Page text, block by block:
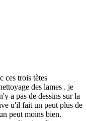
ces trois tètes
des lames . je
a pas de dessins sur la
u'il fait un peut plus de
peut moins bien.